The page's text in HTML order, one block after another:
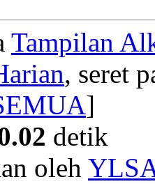
Tampilan
, seret
]
detik
oleh